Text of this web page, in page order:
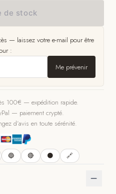
de stock
— laissez votre e-mail pour être
:
Me prévenir
100€ — expédition rapide.
— paiement crypté.
d’avis en toute sérénité.
🔵 🔴 ⚫ 🔗